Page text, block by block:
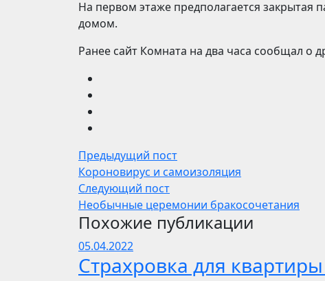
На первом этаже предполагается закрытая
домом.
Ранее сайт Комната на два часа сообщал о
Предыдущий пост
Короновирус и самоизоляция
Следующий пост
Необычные церемонии бракосочетания
Похожие публикации
05.04.2022
Страхровка для